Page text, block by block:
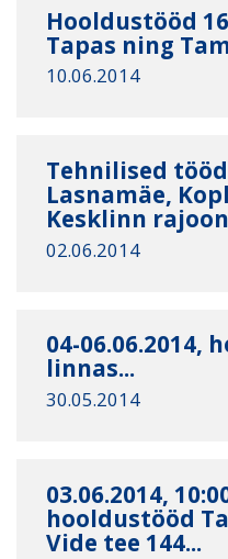
Hooldustööd
Tapas ning
10.06.2014
Tehnilised tööd
Lasnamäe,
Kesklinn
02.06.2014
04-06.06.2014,
linnas...
30.05.2014
03.06.2014,
hooldustööd
Vide tee 144...